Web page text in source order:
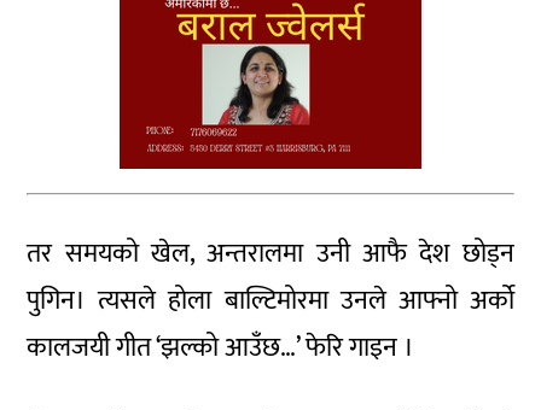
तर समयको खेल, अन्तरालमा उनी आफै देश छोड्न
पुगिन। त्यसले होला बाल्टिमोरमा उनले आफ्नो अर्को
कालजयी गीत ‘झल्को आउँछ…’ फेरि गाइन ।